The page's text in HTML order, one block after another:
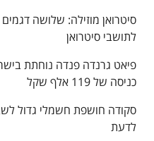
לתושבי סיטרואן
פיאט גרנדה פנדה נוחתת
כניסה של 119 אלף שקל
סקודה חושפת חשמלי גדול
לדעת